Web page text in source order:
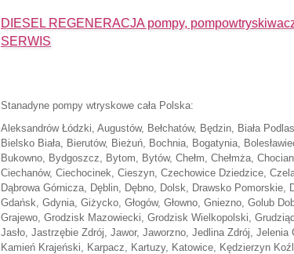
DIESEL REGENERACJA pompy,
SERWIS
Stanadyne pompy wtryskowe cała Polska:
Aleksandrów Łódzki, Augustów, Bełchatów, Będzin, Biała
Bielsko Biała, Bierutów, Bieżuń, Bochnia, Bogatynia,
Bukowno, Bydgoszcz, Bytom, Bytów, Chełm, Chełmża,
Ciechanów, Ciechocinek, Cieszyn, Czechowice Dziedzice,
Dąbrowa Górnicza, Dęblin, Dębno, Dolsk, Drawsko Pomorskie,
Gdańsk, Gdynia, Giżycko, Głogów, Głowno, Gniezno, Golub
Grajewo, Grodzisk Mazowiecki, Grodzisk Wielkopolski,
Jasło, Jastrzębie Zdrój, Jawor, Jaworzno, Jedlina Zdrój,
Kamień Krajeński, Karpacz, Kartuzy, Katowice, Kędzierzyn